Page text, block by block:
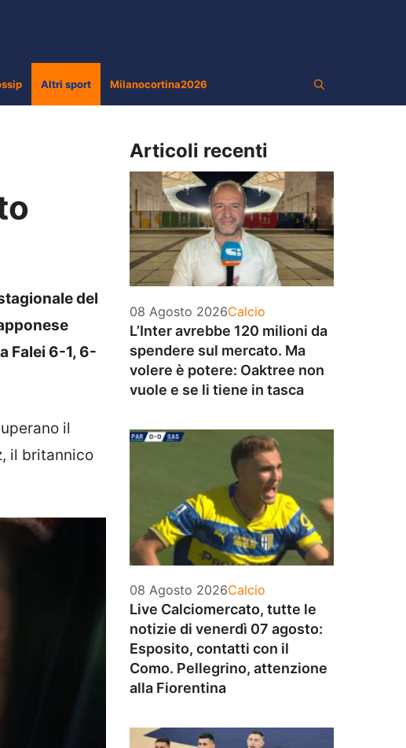
Altri sport Milanocortina2026
del
Falei 6-1, 6-
il
il britannico
Articoli recenti
08 Agosto 2026Categorie
Calcio
L’Inter avrebbe 120 milioni da
spendere sul mercato. Ma
volere è potere: Oaktree non
vuole e se li tiene in tasca
08 Agosto 2026Categorie
Calcio
Live Calciomercato, tutte le
notizie di venerdì 07 agosto:
Esposito, contatti con il
Como. Pellegrino, attenzione
alla Fiorentina